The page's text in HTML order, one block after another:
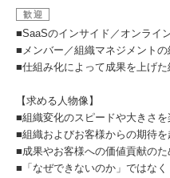
歓迎
■SaaSのインサイド／オンライ
■メンバー／組織マネジメントの
■仕組み化によって成果を上げた
【求める人物像】
■組織変化のスピードや大きさ
■組織およびお客様からの期待
■成果やお客様への価値貢献の
■「なぜできないのか」ではな